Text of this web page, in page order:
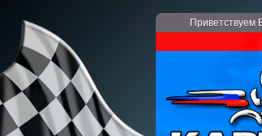
Приветствуем